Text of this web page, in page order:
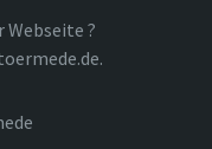
Webseite ?